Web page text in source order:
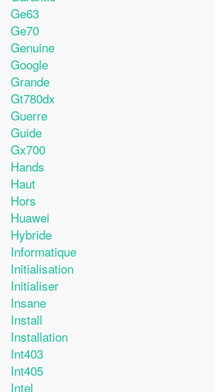
Ge63
Ge70
Genuine
Google
Grande
Gt780dx
Guerre
Guide
Gx700
Hands
Haut
Hors
Huawei
Hybride
Informatique
Initialisation
Initialiser
Insane
Install
Installation
Int403
Int405
Intel